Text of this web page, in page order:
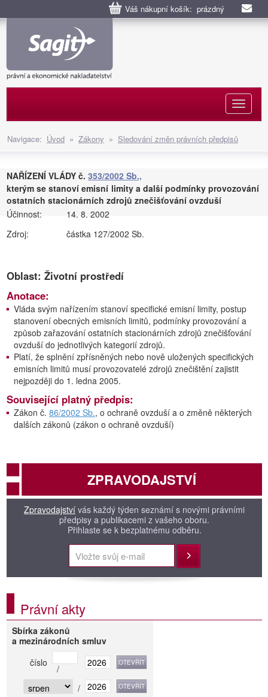
Váš nákupní košík: prázdný
Navigace: Úvod » Zákony » Sledování změn právních předpisů
NAŘÍZENÍ VLÁDY č. 353/2002 Sb.,
kterým se stanoví emisní limity a další podmínky provozování
ostatních stacionárních zdrojů znečišťování ovzduší
Účinnost:
14. 8. 2002
Zdroj:
částka 127/2002 Sb.
Oblast: Životní prostředí
Anotace:
Vláda svým nařízením stanoví specifické emisní limity, postup
stanovení obecných emisních limitů, podmínky provozování a
způsob zařazování ostatních stacionárních zdrojů znečišťování
ovzduší do jednotlivých kategorií zdrojů.
Platí, že splnění zpřísněných nebo nově uložených specifických
emisních limitů musí provozovatelé zdrojů znečištění zajistit
nejpozději do 1. ledna 2005.
Související platný předpis:
Zákon č. 86/2002 Sb., o ochraně ovzduší a o změně některých
dalších zákonů (zákon o ochraně ovzduší)
ZPRAVODAJSTVÍ
Zpravodajství vás každý týden seznámí s novými právními
předpisy a publikacemi z vašeho oboru.
Přihlaste se k bezplatnému odběru.
Přihlásit
Právní akty
Sbírka zákonů
a mezinárodních smluv
číslo
/
/